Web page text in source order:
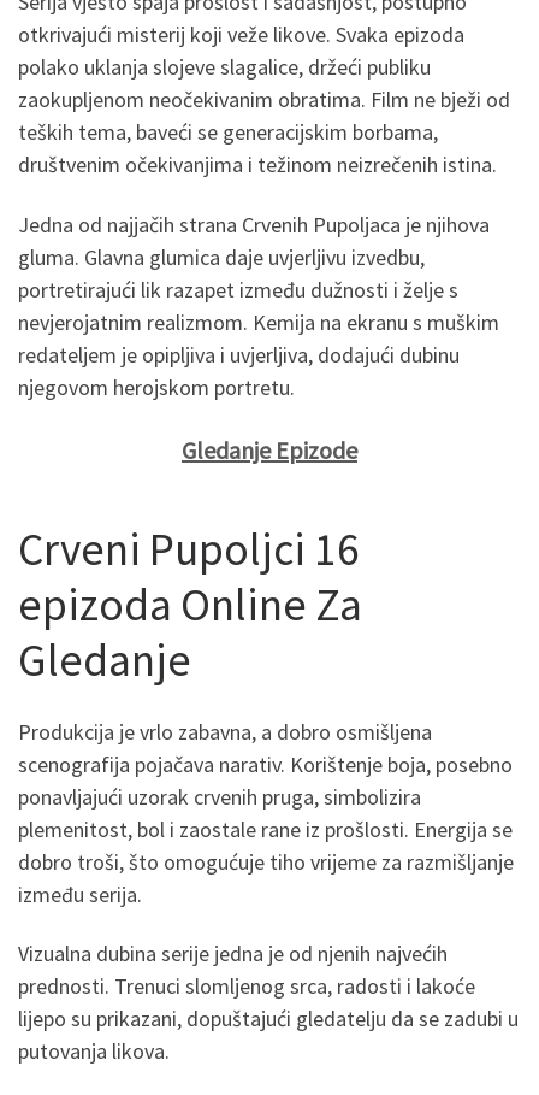
otkrivajući misterij koji veže likove. Svaka epizoda
polako uklanja slojeve slagalice, držeći publiku
zaokupljenom neočekivanim obratima. Film ne bježi od
teških tema, baveći se generacijskim borbama,
društvenim očekivanjima i težinom neizrečenih istina.
Jedna od najjačih strana Crvenih Pupoljaca je njihova
gluma. Glavna glumica daje uvjerljivu izvedbu,
portretirajući lik razapet između dužnosti i želje s
nevjerojatnim realizmom. Kemija na ekranu s muškim
redateljem je opipljiva i uvjerljiva, dodajući dubinu
njegovom herojskom portretu.
Gledanje Epizode
Crveni Pupoljci 16
epizoda Online Za
Gledanje
Produkcija je vrlo zabavna, a dobro osmišljena
scenografija pojačava narativ. Korištenje boja, posebno
ponavljajući uzorak crvenih pruga, simbolizira
plemenitost, bol i zaostale rane iz prošlosti. Energija se
dobro troši, što omogućuje tiho vrijeme za razmišljanje
između serija.
Vizualna dubina serije jedna je od njenih najvećih
prednosti. Trenuci slomljenog srca, radosti i lakoće
lijepo su prikazani, dopuštajući gledatelju da se zadubi u
putovanja likova.